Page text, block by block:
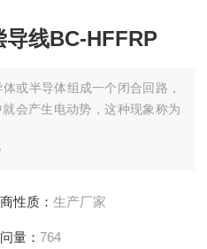
线BC-HFFRP
或半导体组成一个闭合回路，
会产生电动势，这种现象称为
性质： 生产厂家
量： 764